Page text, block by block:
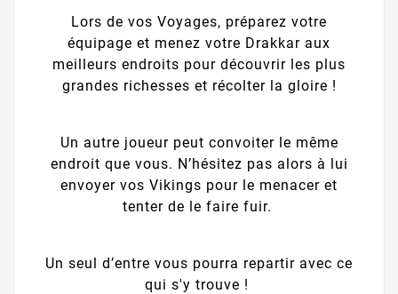
Lors de vos Voyages, préparez votre
équipage et menez votre Drakkar aux
meilleurs endroits pour découvrir les plus
grandes richesses et récolter la gloire !
Un autre joueur peut convoiter le même
endroit que vous. N’hésitez pas alors à lui
envoyer vos Vikings pour le menacer et
tenter de le faire fuir.
Un seul d’entre vous pourra repartir avec ce
qui s'y trouve !